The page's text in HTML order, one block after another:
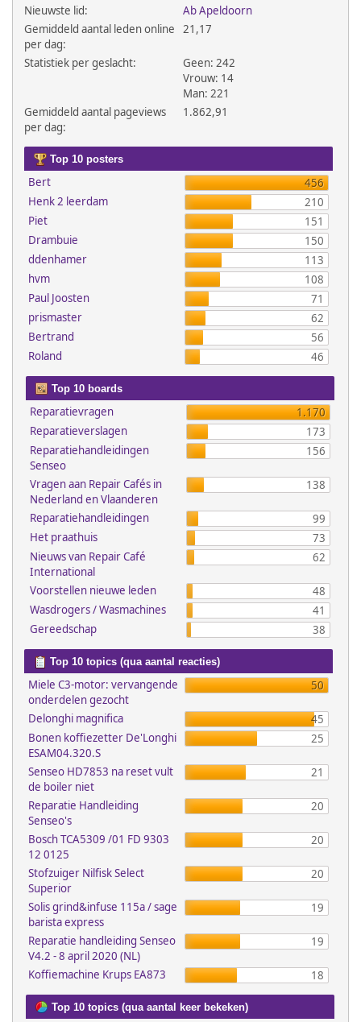
Nieuwste lid:
Ab Apeldoorn
Gemiddeld aantal leden online
per dag:
21,17
Statistiek per geslacht:
Geen: 242
Vrouw: 14
Man: 221
Gemiddeld aantal pageviews
per dag:
1.862,91
Top 10 posters
Bert
456
Henk 2 leerdam
210
Piet
151
Drambuie
150
ddenhamer
113
hvm
108
Paul Joosten
71
prismaster
62
Bertrand
56
Roland
46
Top 10 boards
Reparatievragen
1.170
Reparatieverslagen
173
Reparatiehandleidingen
Senseo
156
Vragen aan Repair Cafés in
Nederland en Vlaanderen
138
Reparatiehandleidingen
99
Het praathuis
73
Nieuws van Repair Café
International
62
Voorstellen nieuwe leden
48
Wasdrogers / Wasmachines
41
Gereedschap
38
Top 10 topics (qua aantal reacties)
Miele C3-motor: vervangende
onderdelen gezocht
50
Delonghi magnifica
45
Bonen koffiezetter De'Longhi
ESAM04.320.S
25
Senseo HD7853 na reset vult
de boiler niet
21
Reparatie Handleiding
Senseo's
20
Bosch TCA5309 /01 FD 9303
12 0125
20
Stofzuiger Nilfisk Select
Superior
20
Solis grind&infuse 115a / sage
barista express
19
Reparatie handleiding Senseo
V4.2 - 8 april 2020 (NL)
19
Koffiemachine Krups EA873 18
Top 10 topics (qua aantal keer bekeken)